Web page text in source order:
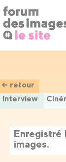
au
contenu
principal
← retour
Interview
Enregistré
images.